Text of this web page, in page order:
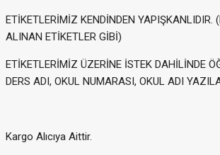
ETİKETLERİMİZ KENDİNDEN YAPIŞKANLIDIR.
ALINAN ETİKETLER GİBİ)
ETİKETLERİMİZ ÜZERİNE İSTEK DAHİLİNDE
DERS ADI, OKUL NUMARASI, OKUL ADI
Kargo Alıcıya Aittir.